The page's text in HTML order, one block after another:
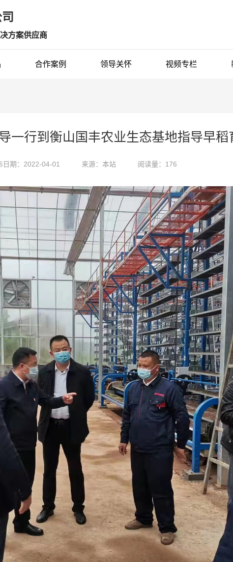
合作案例 领导关怀 视频专栏
方案供应商
一行到衡山国丰农业生态基地指导早稻
日期：2022-04-01 来源：本站 阅读量：176